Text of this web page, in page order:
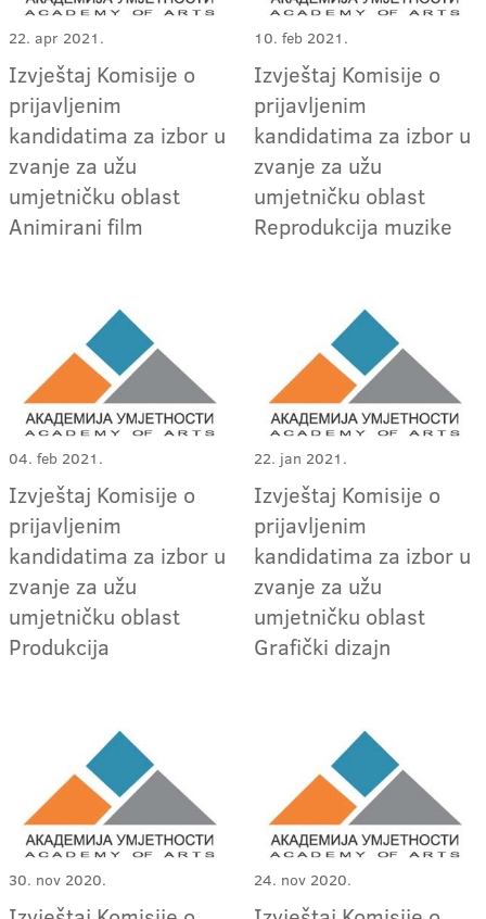
22. apr 2021.
Izvještaj Komisije o
prijavljenim
kandidatima za izbor u
zvanje za užu
umjetničku oblast
Animirani film
10. feb 2021.
Izvještaj Komisije o
prijavljenim
kandidatima za izbor u
zvanje za užu
umjetničku oblast
Reprodukcija muzike
04. feb 2021.
Izvještaj Komisije o
prijavljenim
kandidatima za izbor u
zvanje za užu
umjetničku oblast
Produkcija
22. jan 2021.
Izvještaj Komisije o
prijavljenim
kandidatima za izbor u
zvanje za užu
umjetničku oblast
Grafički dizajn
30. nov 2020. 24. nov 2020.